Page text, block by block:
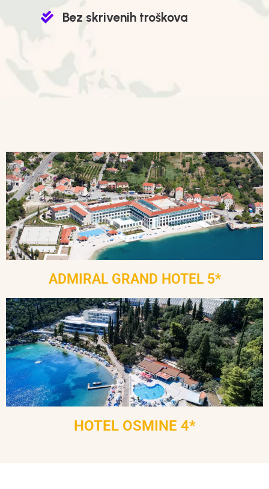
Bez skrivenih troškova
ADMIRAL GRAND HOTEL 5*
HOTEL OSMINE 4*